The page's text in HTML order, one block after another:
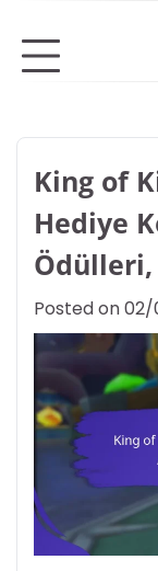
content
King of
Hediye
Ödülleri,
Posted on02/